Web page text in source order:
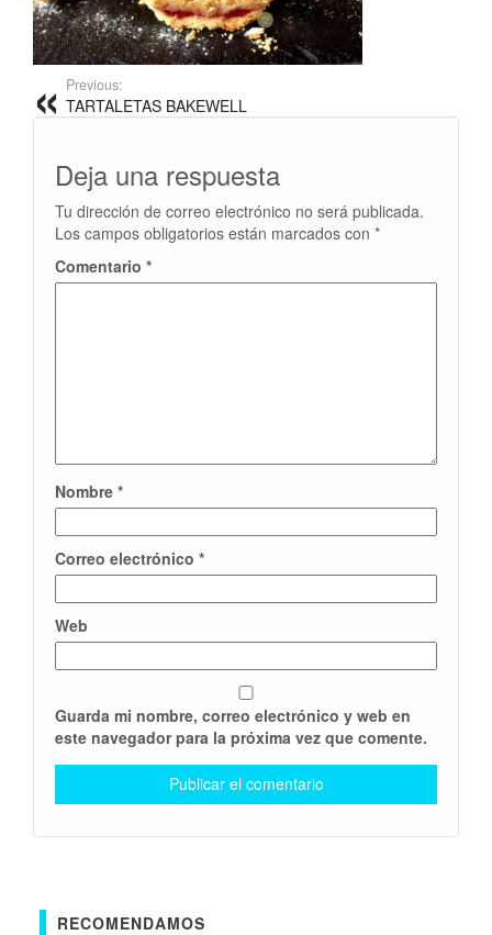
Previous:
TARTALETAS BAKEWELL
Deja una respuesta
Tu dirección de correo electrónico no será publicada.
Los campos obligatorios están marcados con *
Comentario *
Nombre *
Correo electrónico *
Web
Guarda mi nombre, correo electrónico y web en
este navegador para la próxima vez que comente.
RECOMENDAMOS